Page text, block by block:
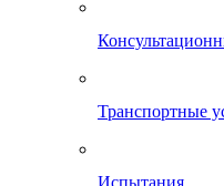
Транспортные
Испытания